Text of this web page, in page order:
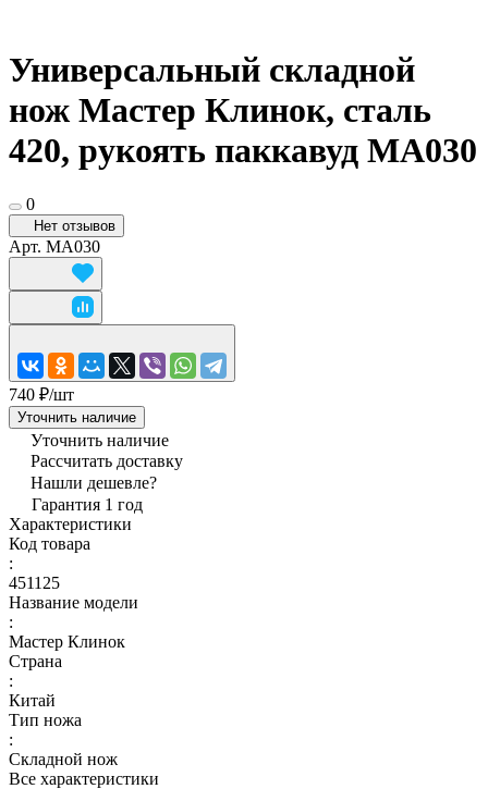
Универсальный складной
нож Мастер Клинок, сталь
420, рукоять паккавуд MA030
0
Нет отзывов
Арт. MA030
740 ₽/шт
Уточнить наличие
Уточнить наличие
Рассчитать доставку
Нашли дешевле?
Гарантия 1 год
Характеристики
Код товара
:
451125
Название модели
:
Мастер Клинок
Страна
:
Китай
Тип ножа
:
Складной нож
Все характеристики